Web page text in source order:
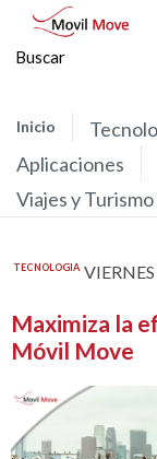
Inicio
Aplicaciones
Viajes y Turismo
TECNOLOGIA VIERNES
Maximiza la
Móvil Move